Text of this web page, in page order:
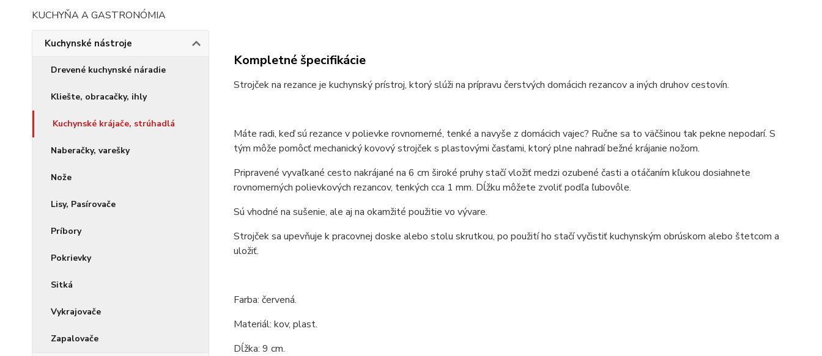
KUCHYŇA A GASTRONÓMIA
Kuchynské nástroje
Drevené kuchynské náradie
Kliešte, obracačky, ihly
Kuchynské krájače, strúhadlá
Naberačky, varešky
Nože
Lisy, Pasírovače
Príbory
Pokrievky
Sitká
Vykrajovače
Zapalovače
Kompletné špecifikácie
Strojček na rezance je kuchynský prístroj, ktorý slúži na prípravu čerstvých domácich rezancov a iných druhov cestovín.
Máte radi, keď sú rezance v polievke rovnomerné, tenké a navyše z domácich vajec? Ručne sa to väčšinou tak pekne nepodarí. S
tým môže pomôcť mechanický kovový strojček s plastovými časťami, ktorý plne nahradí bežné krájanie nožom.
Pripravené vyvaľkané cesto nakrájané na 6 cm široké pruhy stačí vložiť medzi ozubené časti a otáčaním kľukou dosiahnete
rovnomerných polievkových rezancov, tenkých cca 1 mm. Dĺžku môžete zvoliť podľa ľubovôle.
Sú vhodné na sušenie, ale aj na okamžité použitie vo vývare.
Strojček sa upevňuje k pracovnej doske alebo stolu skrutkou, po použití ho stačí vyčistiť kuchynským obrúskom alebo štetcom a
uložiť.
Farba: červená.
Materiál: kov, plast.
Dĺžka: 9 cm.